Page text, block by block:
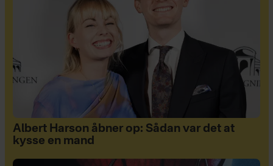
Albert Harson åbner op: Sådan var det at
kysse en mand